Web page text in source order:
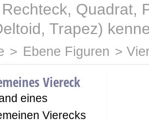
Quadrat,
Trapez)
> Ebene Figuren >
Viereck
eines
Vierecks